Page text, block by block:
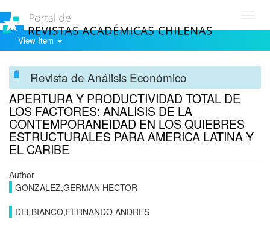
View Item
Revista de Análisis Económico
APERTURA Y PRODUCTIVIDAD TOTAL DE
LOS FACTORES: ANALISIS DE LA
CONTEMPORANEIDAD EN LOS QUIEBRES
ESTRUCTURALES PARA AMERICA LATINA Y
EL CARIBE
Author
GONZALEZ,GERMAN HECTOR
DELBIANCO,FERNANDO ANDRES